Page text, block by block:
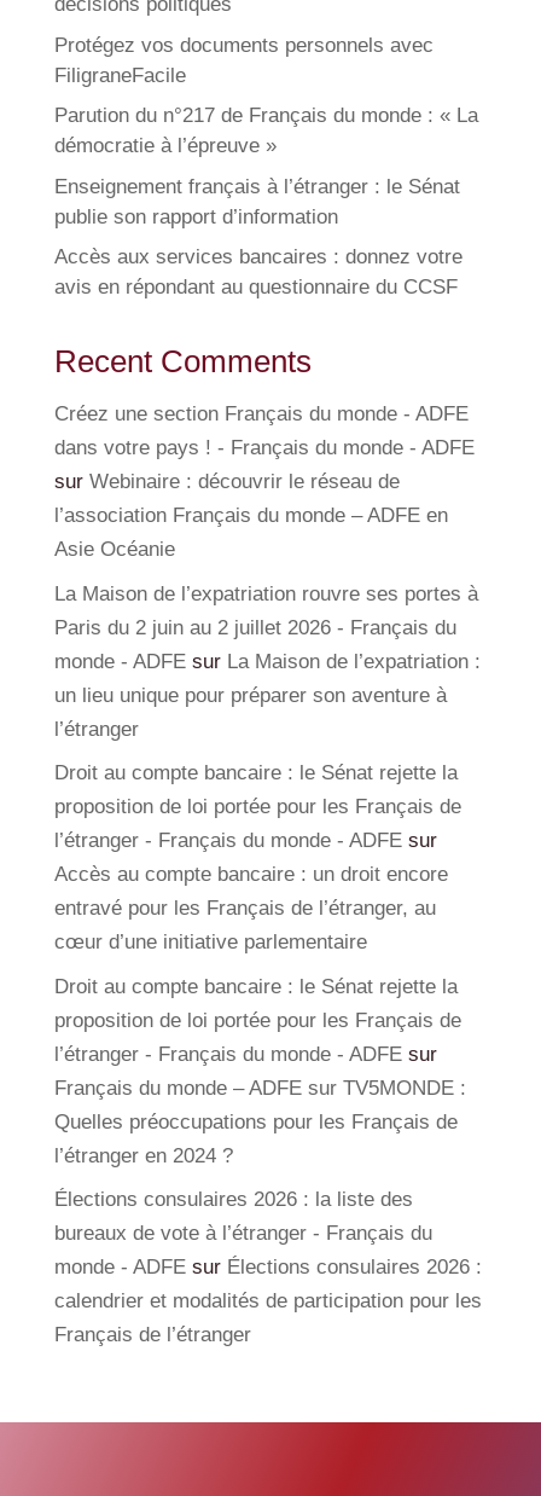
décisions politiques
Protégez vos documents personnels avec
FiligraneFacile
Parution du n°217 de Français du monde : « La
démocratie à l’épreuve »
Enseignement français à l’étranger : le Sénat
publie son rapport d’information
Accès aux services bancaires : donnez votre
avis en répondant au questionnaire du CCSF
Recent Comments
Créez une section Français du monde - ADFE
dans votre pays ! - Français du monde - ADFE
sur Webinaire : découvrir le réseau de
l’association Français du monde – ADFE en
Asie Océanie
La Maison de l’expatriation rouvre ses portes à
Paris du 2 juin au 2 juillet 2026 - Français du
monde - ADFEsur La Maison de l’expatriation :
un lieu unique pour préparer son aventure à
l’étranger
Droit au compte bancaire : le Sénat rejette la
proposition de loi portée pour les Français de
l’étranger - Français du monde - ADFEsur
Accès au compte bancaire : un droit encore
entravé pour les Français de l’étranger, au
cœur d’une initiative parlementaire
Droit au compte bancaire : le Sénat rejette la
proposition de loi portée pour les Français de
l’étranger - Français du monde - ADFEsur
Français du monde – ADFE sur TV5MONDE :
Quelles préoccupations pour les Français de
l’étranger en 2024 ?
Élections consulaires 2026 : la liste des
bureaux de vote à l’étranger - Français du
monde - ADFEsur Élections consulaires 2026 :
calendrier et modalités de participation pour les
Français de l’étranger